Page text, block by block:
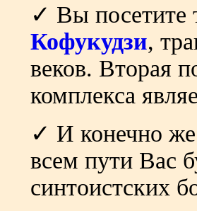
✓ Вы посетите
Кофукудзи,
веков. Вторая
комплекса
✓ И конечно же
всем пути Вас
синтоистских